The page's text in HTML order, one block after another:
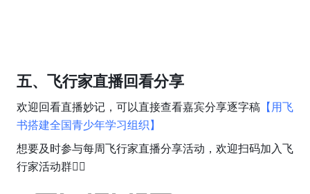
五、飞行家直播回看分享
欢迎回看直播妙记，可以直接查看嘉宾分享逐字稿【用飞
书搭建全国青少年学习组织】
想要及时参与每周飞行家直播分享活动，欢迎扫码加入飞
行家活动群👇🏻